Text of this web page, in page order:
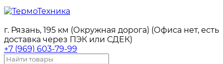
г. Рязань, 195 км (Окружная дорога) (Офиса нет, есть
доставка через ПЭК или СДЕК)
+7 (969) 603-79-99